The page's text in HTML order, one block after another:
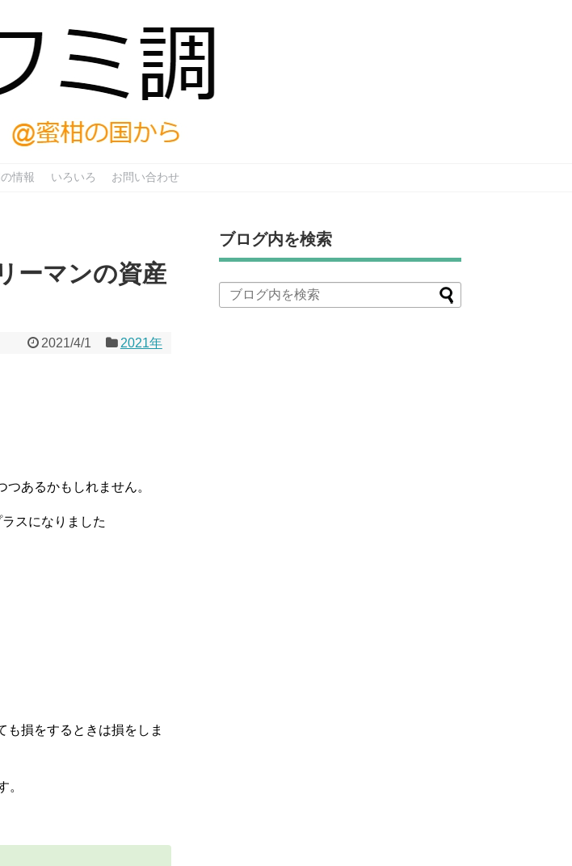
情報 いろいろ お問い合わせ
ーマンの資産
2021/4/1 2021年
あるかもしれません。
スになりました
も損をするときは損をしま
。
ブログ内を検索